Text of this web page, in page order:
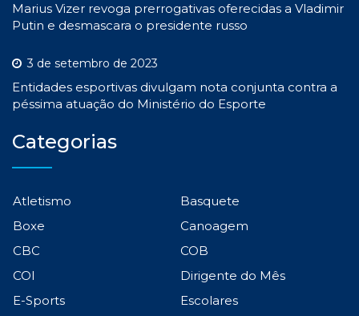
Marius Vizer revoga prerrogativas oferecidas a Vladimir
Putin e desmascara o presidente russo
3 de setembro de 2023
Entidades esportivas divulgam nota conjunta contra a
péssima atuação do Ministério do Esporte
Categorias
Atletismo
Basquete
Boxe
Canoagem
CBC
COB
COI
Dirigente do Mês
E-Sports
Escolares